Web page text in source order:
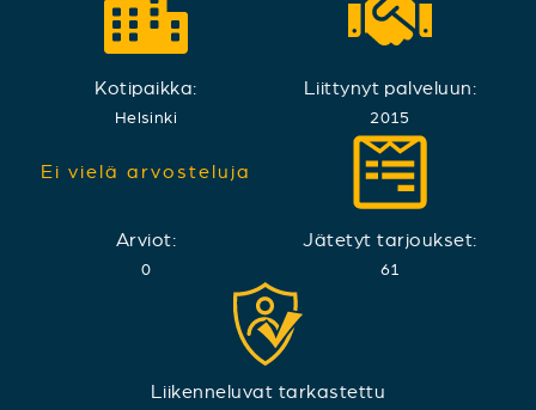
Kotipaikka:
Helsinki
Liittynyt palveluun:
2015
Ei vielä arvosteluja
Arviot:
0
Jätetyt tarjoukset:
61
Liikenneluvat tarkastettu